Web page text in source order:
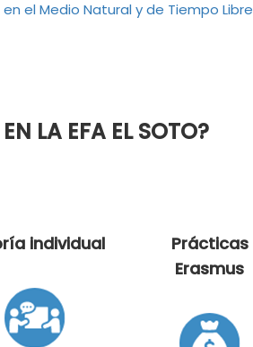
el Medio Natural y de Tiempo Libre
LA EFA EL SOTO?
individual
Prácticas
Erasmus